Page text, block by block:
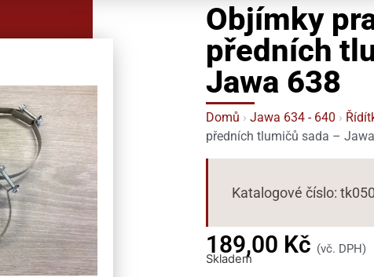
Objímky
předních
Jawa 638
Domů › Jawa 634 - 640 ›
předních tlumičů sada –
Katalogové číslo:
189,00 Kč (vč. DPH)
Skladem